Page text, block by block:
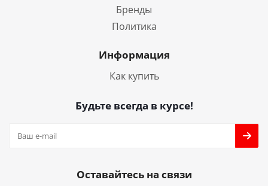
Бренды
Политика
Информация
Как купить
Будьте всегда в курсе!
Оставайтесь на связи